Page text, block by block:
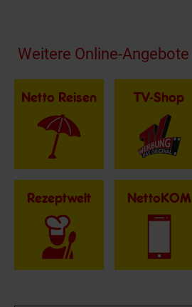
Fußzeile
Weitere Online-Angebote
Netto Reisen TV-Shop
Rezeptwelt NettoKOM